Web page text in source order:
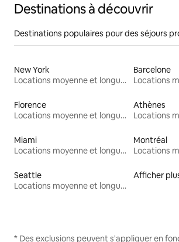
Destinations à découvrir
Destinations populaires pour des séjours
New York
Locations moyenne et longue durée
Barcelone
Florence
Locations moyenne et longue durée
Athènes
Miami
Locations moyenne et longue durée
Montréal
Seattle
Locations moyenne et longue durée
Afficher
* Des exclusions peuvent s'appliquer en